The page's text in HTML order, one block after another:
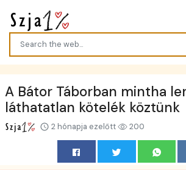
A Bátor Táborban mintha
láthatatlan kötelék köztünk
2 hónapja ezelőtt 200